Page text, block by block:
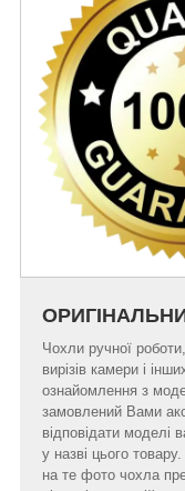
Чохли ручної
вирізів камери і
ознайомлення з
замовлений Вами
відповідати моделі
у назві цього
на те фото чохла